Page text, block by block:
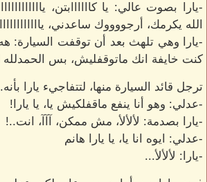
-يارا بصوت عالي: يا كاااااابتن،
الله يكرمك، أرجووووك ساعدني،
-يارا وهي تلهث بعد أن توقفت السيارة: هه،
كنت خايفة انك ماتوقفليش، بس الحمدلله
ترجل قائد السيارة منها، لتتفاجيء يارا
-عدلي: وهو أنا ينفع ماقفلكيش يا، يا يارا!
-يارا بصدمة: لألألأ، مش ممكن، آآآ، انت..!
-عدلي: ايوه انا يا، يا يارا هانم
-يارا: لألألأ...